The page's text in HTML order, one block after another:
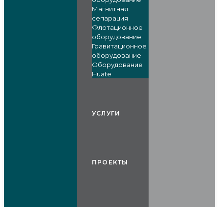
Магнитная
сепарация
Флотационное
оборудование
Гравитационное
оборудование
Оборудование
Huate
УСЛУГИ
ПРОЕКТЫ